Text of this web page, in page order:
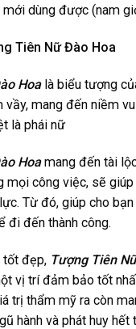
dùng được (nam
Tiên Nữ Đào Hoa
Hoalà biểu tượng
vầy, mang đến niềm
là phái nữ
Hoamang đến tài
mọi công việc, sẽ
Từ đó, giúp cho
đi đến thành công.
tốt đẹp, Tượng Tiên
vị trí đảm bảo tốt
trị thẩm mỹ ra còn
hành và phát huy hết